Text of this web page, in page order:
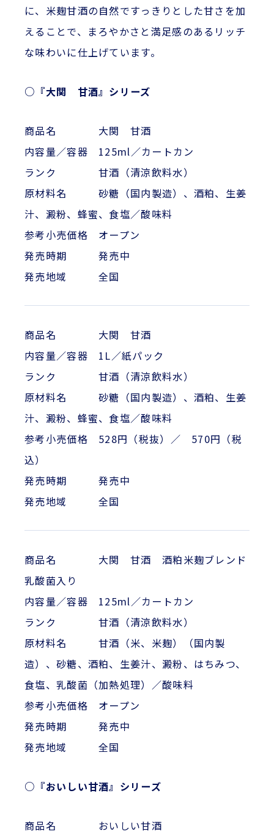
に、米麹甘酒の自然ですっきりとした甘さを加
えることで、まろやかさと満足感のあるリッチ
な味わいに仕上げています。
○『大関 甘酒』シリーズ
商品名 大関 甘酒
内容量／容器 125ml／カートカン
ランク 甘酒（清涼飲料水）
原材料名 砂糖（国内製造）、酒粕、生姜
汁、澱粉、蜂蜜、食塩／酸味料
参考小売価格 オープン
発売時期 発売中
発売地域 全国
商品名 大関 甘酒
内容量／容器 1L／紙パック
ランク 甘酒（清涼飲料水）
原材料名 砂糖（国内製造）、酒粕、生姜
汁、澱粉、蜂蜜、食塩／酸味料
参考小売価格 528円（税抜）／ 570円（税
込）
発売時期 発売中
発売地域 全国
商品名 大関 甘酒 酒粕米麹ブレンド
乳酸菌入り
内容量／容器 125ml／カートカン
ランク 甘酒（清涼飲料水）
原材料名 甘酒（米、米麹）（国内製
造）、砂糖、酒粕、生姜汁、澱粉、はちみつ、
食塩、乳酸菌（加熱処理）／酸味料
参考小売価格 オープン
発売時期 発売中
発売地域 全国
○『おいしい甘酒』シリーズ
商品名 おいしい甘酒